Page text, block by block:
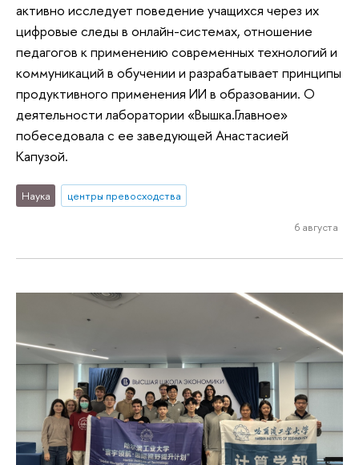
активно исследует поведение учащихся через их
цифровые следы в онлайн-системах, отношение
педагогов к применению современных технологий и
коммуникаций в обучении и разрабатывает принципы
продуктивного применения ИИ в образовании. О
деятельности лаборатории «Вышка.Главное»
побеседовала с ее заведующей Анастасией
Капузой.
Наука центры превосходства
6 августа